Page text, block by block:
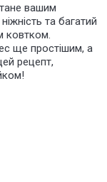
вашим
та багатий
ковтком.
ще простішим, а
рецепт,